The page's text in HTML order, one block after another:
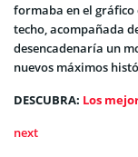
formaba en el
techo, acompañada
desencadenaría un
nuevos máximos
DESCUBRA: Los
next